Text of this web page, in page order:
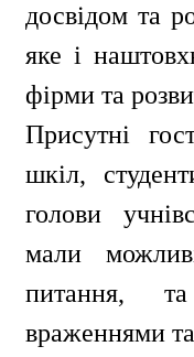
досвідом та
яке і
фірми та
Присутні
шкіл,
голови
мали
питання,
враженнями